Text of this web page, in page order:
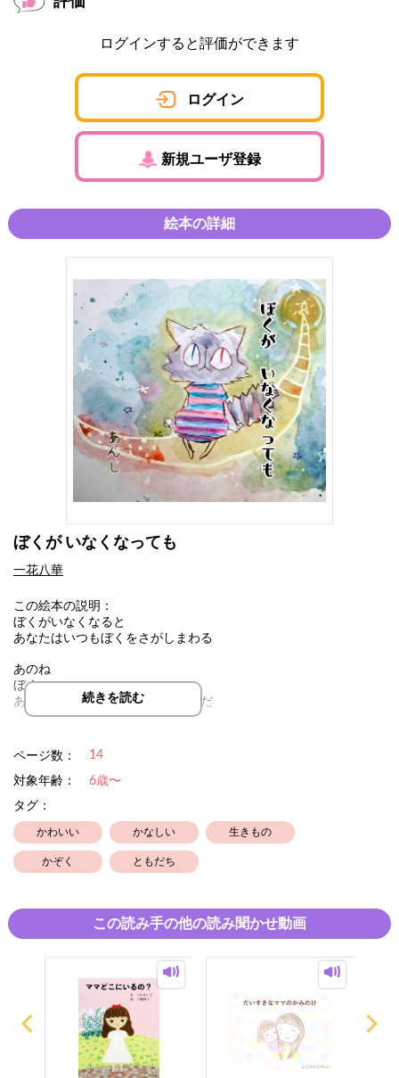
ログインすると評価ができます
ログイン
新規ユーザ登録
絵本の詳細
ぼくが いなくなっても
一花八華
この絵本の説明：
ぼくがいなくなると
あなたはいつもぼくをさがしまわる
あのね
ぼく
あなたにつたえたいことがあるんだ
続きを読む
ページ数： 14
対象年齢：
6歳〜
タグ：
かわいい かなしい 生きもの
かぞく ともだち
この読み手の他の読み聞かせ動画